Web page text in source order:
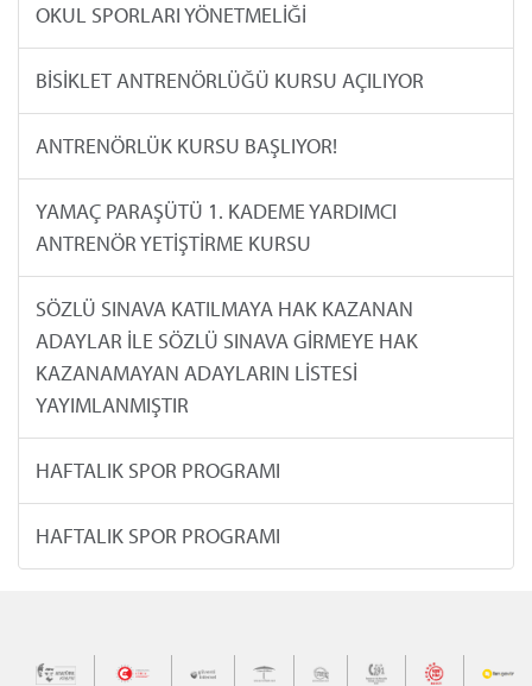
OKUL SPORLARI YÖNETMELİĞİ
BİSİKLET ANTRENÖRLÜĞÜ KURSU AÇILIYOR
ANTRENÖRLÜK KURSU BAŞLIYOR!
YAMAÇ PARAŞÜTÜ 1. KADEME YARDIMCI
ANTRENÖR YETİŞTİRME KURSU
SÖZLÜ SINAVA KATILMAYA HAK KAZANAN
ADAYLAR İLE SÖZLÜ SINAVA GİRMEYE HAK
KAZANAMAYAN ADAYLARIN LİSTESİ
YAYIMLANMIŞTIR
HAFTALIK SPOR PROGRAMI
HAFTALIK SPOR PROGRAMI